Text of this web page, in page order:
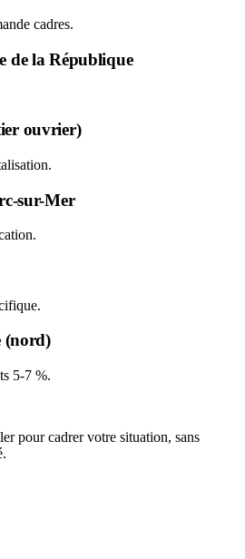
cadres.
de la République
ouvrier)
sur-Mer
(nord)
5-7 %.
pour cadrer votre situation, sans